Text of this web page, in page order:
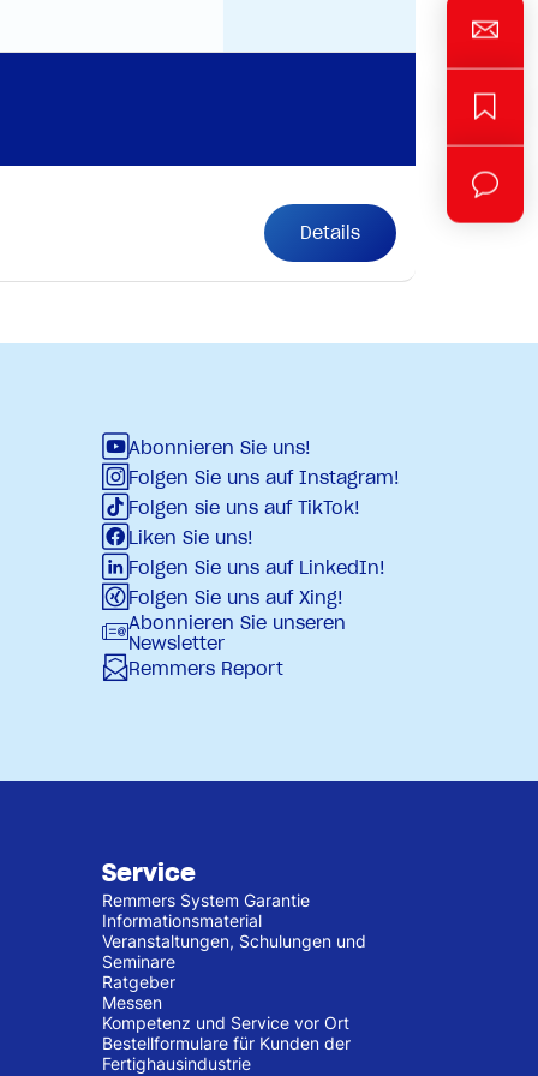
Details
Abonnieren Sie uns!
Folgen Sie uns auf Instagram!
Folgen sie uns auf TikTok!
Liken Sie uns!
Folgen Sie uns auf LinkedIn!
Folgen Sie uns auf Xing!
Abonnieren Sie unseren
Newsletter
Remmers Report
Service
Remmers System Garantie
Informationsmaterial
Veranstaltungen, Schulungen und
Seminare
Ratgeber
Messen
Kompetenz und Service vor Ort
Bestellformulare für Kunden der
Fertighausindustrie